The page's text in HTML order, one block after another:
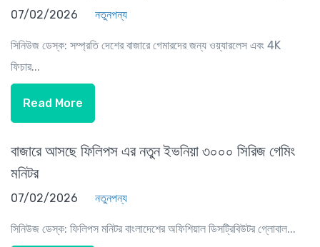
07/02/2026 নতুনপন্য
সিনিউজ ডেস্ক: সম্প্রতি দেশের বাজারে গেমারদের জন্য ওয়্যারলেস এবং 4K
ফিচার...
Read More
বাজারে আসছে ফিলিপস এর নতুন ইভনিয়া ৩০০০ সিরিজ গেমিং
মনিটর
07/02/2026 নতুনপন্য
সিনিউজ ডেস্ক: ফিলিপস মনিটর বাংলাদেশের অফিশিয়াল ডিসট্রিবিউটর গ্লোবাল...